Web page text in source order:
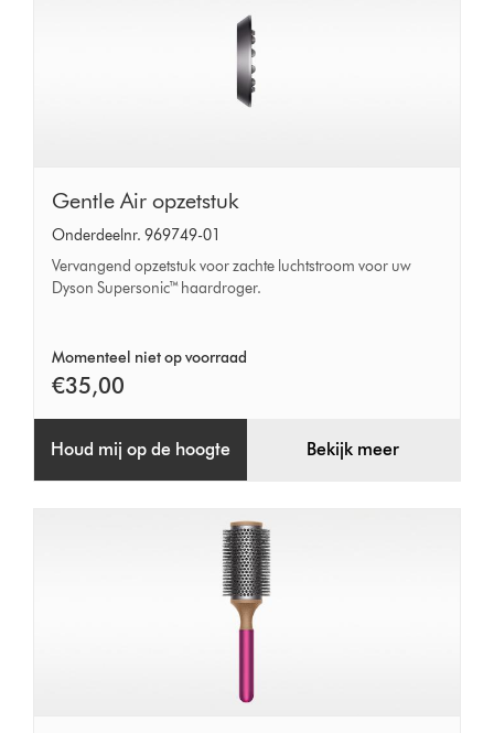
Gentle
Air
opzetstuk
Gentle Air opzetstuk
Onderdeelnr. 969749-01
Vervangend opzetstuk voor zachte luchtstroom voor uw
Dyson Supersonic™ haardroger.
Momenteel niet op voorraad
€35,00
Houd mij op de hoogte Bekijk meer